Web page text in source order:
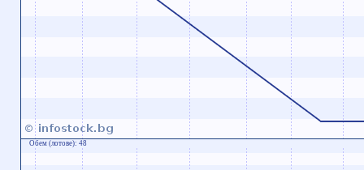
Обем (лотове): 48